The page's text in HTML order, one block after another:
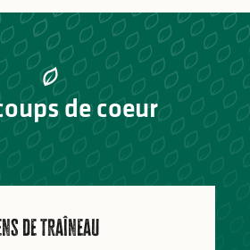
de coeur
de traîneau